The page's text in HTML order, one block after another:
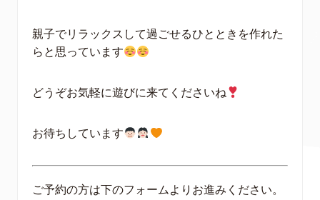
親子でリラックスして過ごせるひとときを作れた
らと思っています
どうぞお気軽に遊びに来てくださいね
お待ちしています
ご予約の方は下のフォームよりお進みください。